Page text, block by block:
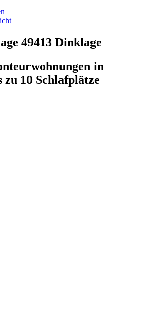
49413 Dinklage
in
zu 10 Schlafplätze